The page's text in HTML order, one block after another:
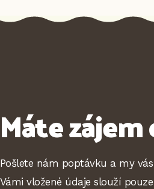
Máte
Pošlete nám poptávku a my
Vámi vložené údaje slouží